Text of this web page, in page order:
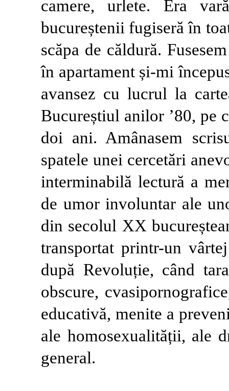
camere, urlete. Era
bucureștenii fugiseră în
scăpa de căldură.
în apartament și-mi
avansez cu lucrul la
Bucureștiul anilor ’80, pe
doi ani. Amânasem
spatele unei cercetări
interminabilă lectură a
de umor involuntar ale
din secolul XX
transportat printr-un
după Revoluție, când
obscure,
educativă, menite a
ale homosexualității, ale
general.